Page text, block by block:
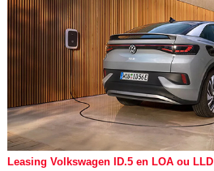
Leasing Volkswagen ID.5 en LOA ou LLD